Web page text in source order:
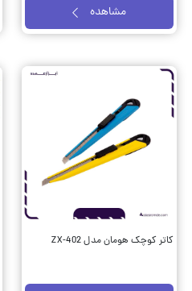
مشاهده
کاتر کوچک هومان مدل ZX-402